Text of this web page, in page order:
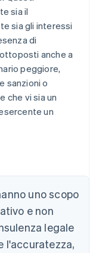
sia il
sia gli interessi
di
anche a
peggiore,
sanzioni o
che vi sia un
un
uno scopo
e non
legale
l'accuratezza,